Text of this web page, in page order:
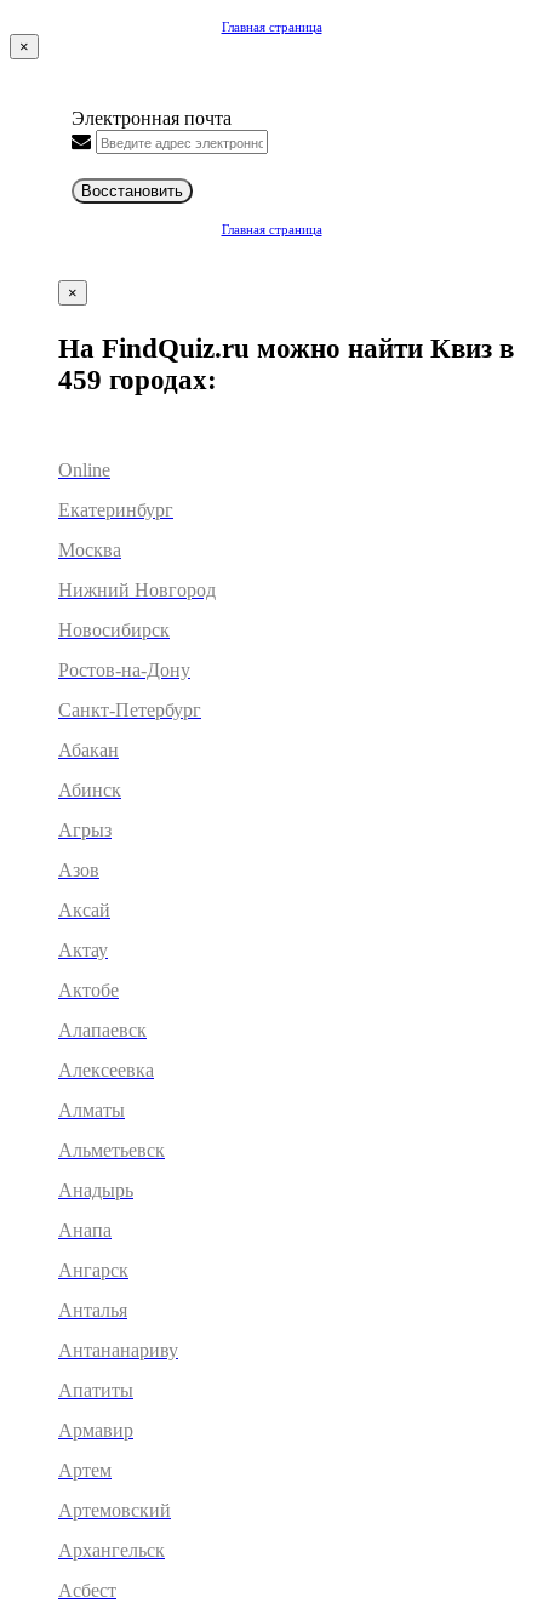
Главная страница
×
Электронная почта
Восстановить
Главная страница
×
На FindQuiz.ru можно найти Квиз в
459 городах:
Online
Екатеринбург
Москва
Нижний Новгород
Новосибирск
Ростов-на-Дону
Санкт-Петербург
Абакан
Абинск
Агрыз
Азов
Аксай
Актау
Актобе
Алапаевск
Алексеевка
Алматы
Альметьевск
Анадырь
Анапа
Ангарск
Анталья
Антананариву
Апатиты
Армавир
Артем
Артемовский
Архангельск
Асбест